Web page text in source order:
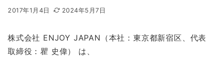
2017年1月4日 2024年5月7日
株式会社 ENJOY JAPAN（本社：東京都新宿区、代表
取締役：瞿 史偉） は、